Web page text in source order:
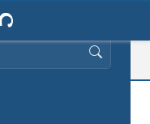
البحث عن: